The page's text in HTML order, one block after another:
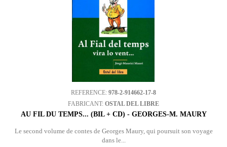
REFERENCE: 978-2-914662-17-8
FABRICANT: OSTAL DEL LIBRE
AU FIL DU TEMPS... (BIL + CD) - GEORGES-M. MAURY
Le second volume de contes de Georges Maury, qui poursuit son voyage
dans le...